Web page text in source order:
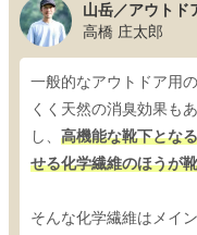
山岳／アウトド
高橋 庄太郎
一般的なアウトドア用
くく天然の消臭効果も
し、 高機能な靴下とな
せる化学繊維のほうが
そんな化学繊維はメイ